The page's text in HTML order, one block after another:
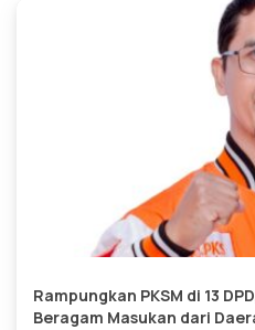
Rampungkan PKSM di 13
Beragam Masukan dari